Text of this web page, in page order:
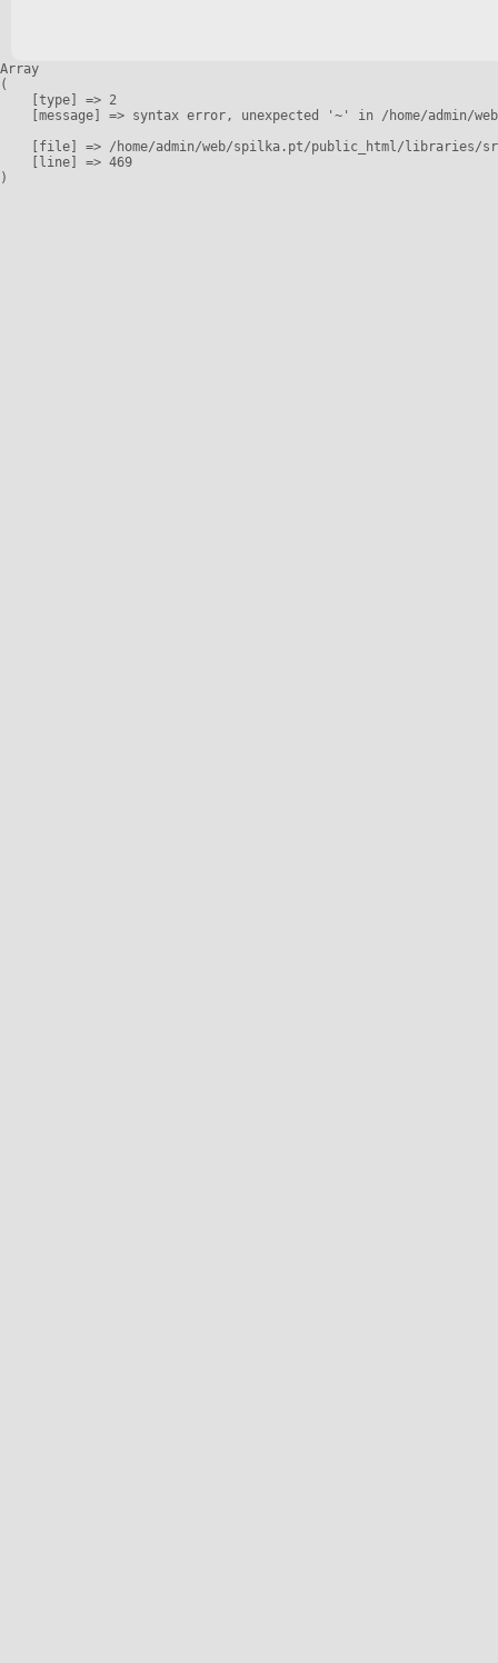
Array
(
    [type] => 2
[message] => syntax error, unexpected '~' in /home/admin/
[file] => /home/admin/web/spilka.pt/public_html/libraries/
    [line] => 469